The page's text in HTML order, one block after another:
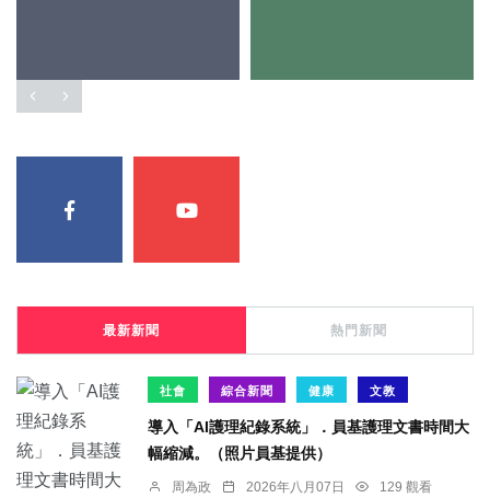
最新新聞 熱門新聞
社會 綜合新聞 健康 文教
導入「AI護理紀錄系統」．員基護理文書時間大
幅縮減。（照片員基提供）
周為政 2026年八月07日
129 觀看